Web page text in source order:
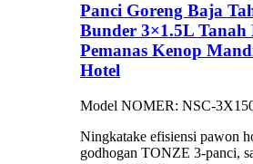
Panci Goreng Baja
Bunder 3×1.5L
Pemanas Kenop
Hotel
Model NOMER: NSC-
Ningkatake efisiensi pawon
godhogan TONZE 3-panci,